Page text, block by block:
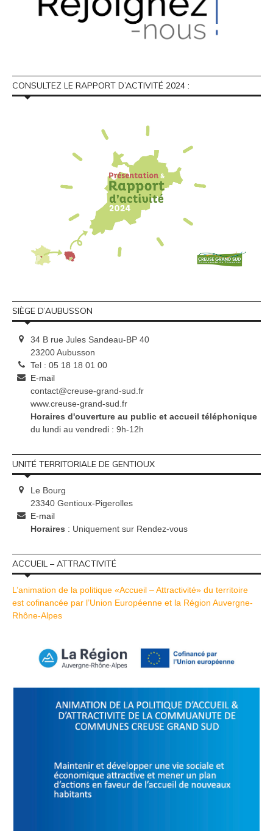
CONSULTEZ LE RAPPORT D’ACTIVITÉ 2024 :
SIÈGE D’AUBUSSON
34 B rue Jules Sandeau-BP 40
23200 Aubusson
Tel : 05 18 18 01 00
E-mail
contact@creuse-grand-sud.fr
www.creuse-grand-sud.fr
Horaires d'ouverture au public et accueil téléphonique
du lundi au vendredi : 9h-12h
UNITÉ TERRITORIALE DE GENTIOUX
Le Bourg
23340 Gentioux-Pigerolles
E-mail
Horaires : Uniquement sur Rendez-vous
ACCUEIL – ATTRACTIVITÉ
L’animation de la politique «Accueil – Attractivité» du territoire
est cofinancée par l’Union Européenne et la Région Auvergne-
Rhône-Alpes